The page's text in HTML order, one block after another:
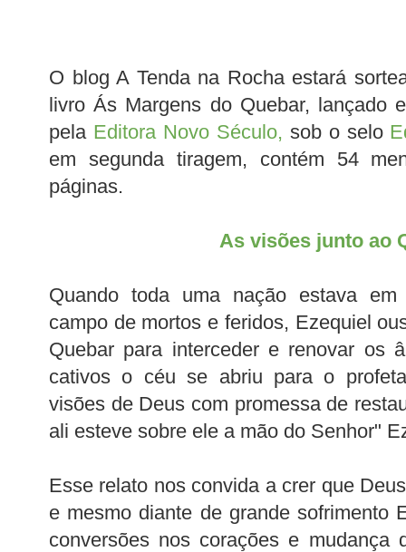
O blog A Tenda na Rocha estará
livro Ás Margens do Quebar, lançado
pela Editora Novo Século, sob o selo
em segunda tiragem, contém 54
páginas.
As visões junto ao
Quando toda uma nação estava em
campo de mortos e feridos, Ezequiel
Quebar para interceder e renovar os
cativos o céu se abriu para o
visões de Deus com promessa de
ali esteve sobre ele a mão do Senhor"
Esse relato nos convida a crer que
e mesmo diante de grande sofrimento
conversões nos corações e mudança